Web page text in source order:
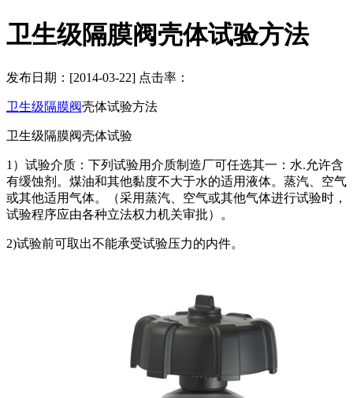
卫生级隔膜阀壳体试验方法
发布日期：[2014-03-22] 点击率：
卫生级隔膜阀壳体试验方法
卫生级隔膜阀壳体试验
1）试验介质：下列试验用介质制造厂可任选其一：水.允许含
有缓蚀剂。煤油和其他黏度不大于水的适用液体。蒸汽、空气
或其他适用气体。（采用蒸汽、空气或其他气体进行试验时，
试验程序应由各种立法权力机关审批）。
2)试验前可取出不能承受试验压力的内件。